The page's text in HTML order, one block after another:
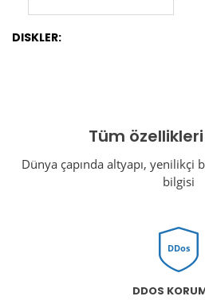
DISKLER:
Tüm
Dünya çapında altyapı, yenilikçi
bilgisi
DDos
DDOS